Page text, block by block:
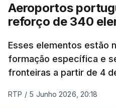
Aeroportos
reforço de 340
Esses elementos estão
formação específica e
fronteiras a partir de 4
RTP / 5 Junho 2026, 20:18